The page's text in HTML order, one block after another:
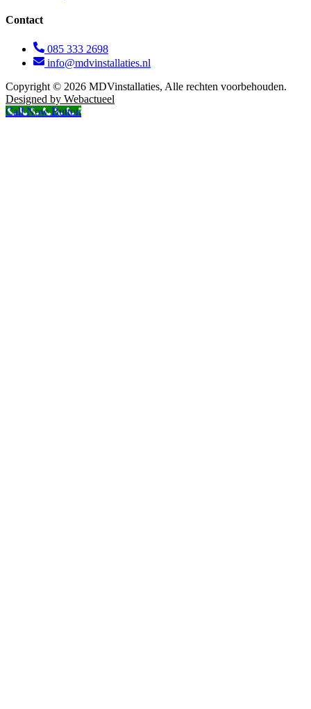
Contact
085 333 2698
info@mdvinstallaties.nl
Copyright © 2026 MDVinstallaties, Alle rechten voorbehouden.
Designed by Webactueel
Call Now Button